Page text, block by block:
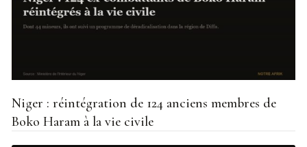
Niger : réintégration de 124 anciens membres de
Boko Haram à la vie civile